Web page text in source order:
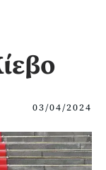
03/04/2024